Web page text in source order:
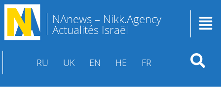
NAnews – Nikk.Agency
Actualités Israël
RU UK EN HE FR